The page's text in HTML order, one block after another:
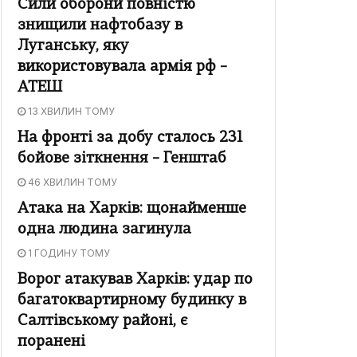
Сили оборони повністю
знищили нафтобазу в
Луганську, яку
використовувала армія рф –
АТЕШ
13 ХВИЛИН ТОМУ
На фронті за добу сталось 231
бойове зіткнення – Генштаб
46 ХВИЛИН ТОМУ
Атака на Харків: щонайменше
одна людина загинула
1 ГОДИНУ ТОМУ
Ворог атакував Харків: удар по
багатоквартирному будинку в
Салтівському районі, є
поранені